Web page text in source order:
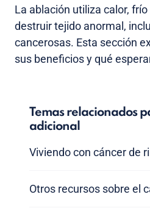
La ablación utiliza calor,
destruir tejido anormal,
cancerosas. Esta sección
sus beneficios y qué
Temas relacionados
adicional
Viviendo con cáncer de
Otros recursos sobre el